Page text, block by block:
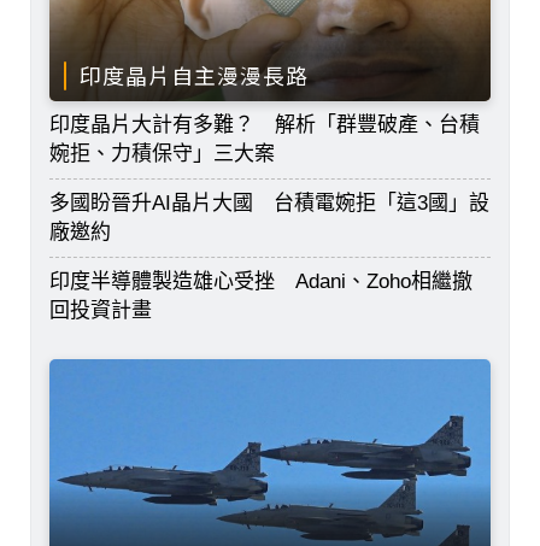
印度晶片自主漫漫長路
印度晶片大計有多難？ 解析「群豐破產、台積
婉拒、力積保守」三大案
多國盼晉升AI晶片大國 台積電婉拒「這3國」設
廠邀約
印度半導體製造雄心受挫 Adani、Zoho相繼撤
回投資計畫